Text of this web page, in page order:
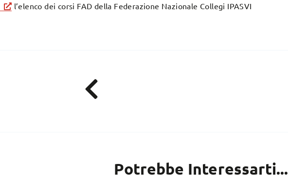
l’elenco dei corsi FAD della Federazione Nazionale Collegi IPASVI
Potrebbe Interessarti...